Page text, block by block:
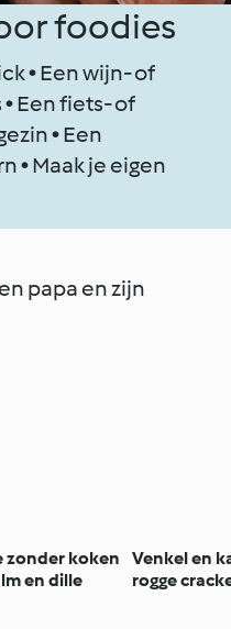
foodies
• Een wijn- of
Een fiets- of
• Een
• Maak je eigen
papa en zijn
zonder koken
en dille
Venkel en
rogge